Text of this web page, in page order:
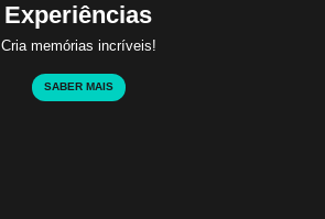
Experiências
Cria memórias incríveis!
SABER MAIS